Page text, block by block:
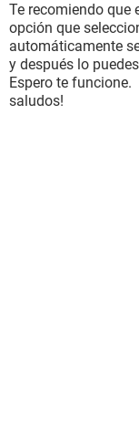
Te recomiendo que
opción que
automáticamente
y después lo
Espero te funcione.
saludos!